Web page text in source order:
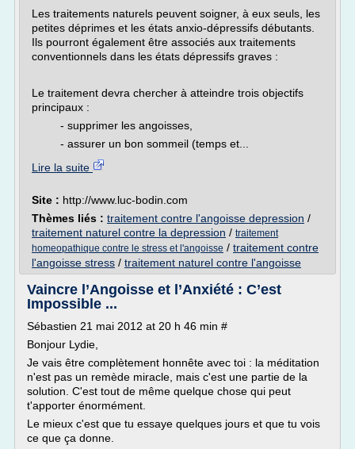
Les traitements naturels peuvent soigner, à eux seuls, les
petites déprimes et les états anxio-dépressifs débutants.
Ils pourront également être associés aux traitements
conventionnels dans les états dépressifs graves :
Le traitement devra chercher à atteindre trois objectifs
principaux :
- supprimer les angoisses,
- assurer un bon sommeil (temps et...
Lire la suite
Site : http://www.luc-bodin.com
Thèmes liés : traitement contre l'angoisse depression /
traitement naturel contre la depression / traitement
homeopathique contre le stress et l'angoisse / traitement contre
l'angoisse stress / traitement naturel contre l'angoisse
Vaincre l’Angoisse et l’Anxiété : C’est
Impossible ...
Sébastien 21 mai 2012 at 20 h 46 min #
Bonjour Lydie,
Je vais être complètement honnête avec toi : la méditation
n'est pas un remède miracle, mais c'est une partie de la
solution. C'est tout de même quelque chose qui peut
t'apporter énormément.
Le mieux c'est que tu essaye quelques jours et que tu vois
ce que ça donne.